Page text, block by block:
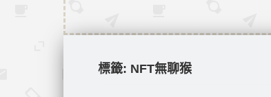
標籤: NFT無聊猴